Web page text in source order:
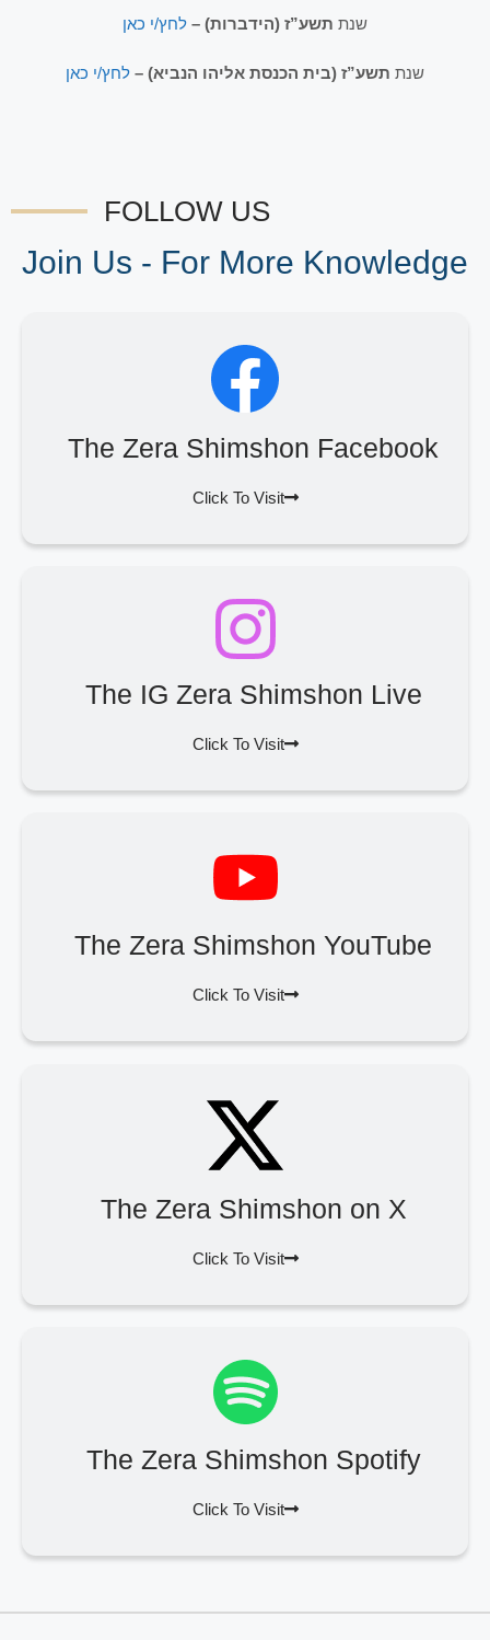
שנת תשע”ז (הידברות) – לחץ/י כאן
שנת תשע”ז (בית הכנסת אליהו הנביא) – לחץ/י כאן
FOLLOW US
Join Us - For More Knowledge
The Zera Shimshon Facebook
Click To Visit
The IG Zera Shimshon Live
Click To Visit
The Zera Shimshon YouTube
Click To Visit
The Zera Shimshon on X
Click To Visit
The Zera Shimshon Spotify
Click To Visit